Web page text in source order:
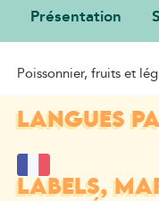
Présentation
Poissonnier, fruits et
LANGUES
LABELS,